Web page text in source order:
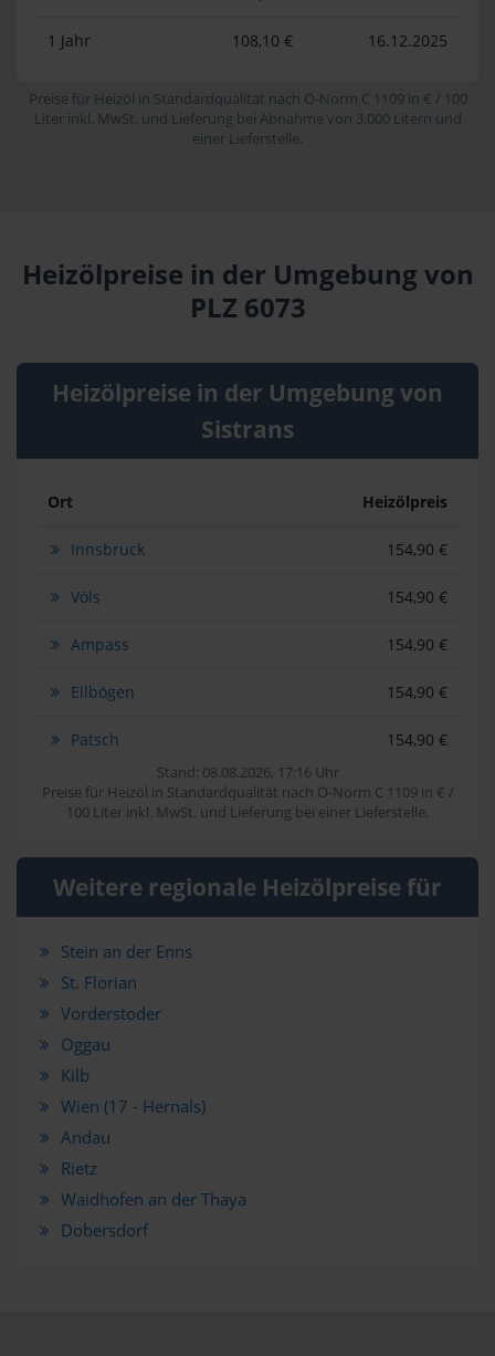
1 Jahr 108,10 € 16.12.2025
Preise für Heizöl in Standardqualität nach Ö-Norm C 1109 in € / 100
Liter inkl. MwSt. und Lieferung bei Abnahme von 3.000 Litern und
einer Lieferstelle.
Heizölpreise in der Umgebung von
PLZ 6073
Heizölpreise in der Umgebung von
Sistrans
Ort Heizölpreis
Innsbruck 154,90 €
Völs 154,90 €
Ampass 154,90 €
Ellbögen 154,90 €
Patsch 154,90 €
Stand: 08.08.2026, 17:16 Uhr
Preise für Heizöl in Standardqualität nach Ö-Norm C 1109 in € /
100 Liter inkl. MwSt. und Lieferung bei einer Lieferstelle.
Weitere regionale Heizölpreise für
Stein an der Enns
St. Florian
Vorderstoder
Oggau
Kilb
Wien (17 - Hernals)
Andau
Rietz
Waidhofen an der Thaya
Dobersdorf